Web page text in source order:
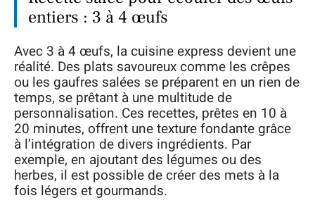
entiers : 3 à 4 œufs
Avec 3 à 4 œufs, la cuisine express devient une
réalité. Des plats savoureux comme les crêpes
ou les gaufres salées se préparent en un rien de
temps, se prêtant à une multitude de
personnalisation. Ces recettes, prêtes en 10 à
20 minutes, offrent une texture fondante grâce
à l’intégration de divers ingrédients. Par
exemple, en ajoutant des légumes ou des
herbes, il est possible de créer des mets à la
fois légers et gourmands.